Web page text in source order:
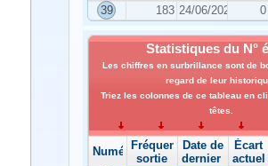
39
183 24/06/2025 0
Statistiques du N°
Les chiffres en surbrillance sont de
regard de leur
Triez les colonnes de ce tableau en
têtes.
NuméroFréquence de
sortie
Date de
dernier tirage
Écart
actuel